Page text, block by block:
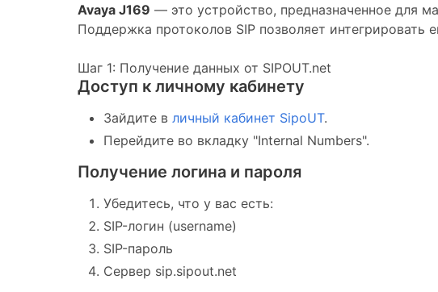
Avaya J169 — это устройство, предназначенное для
Поддержка протоколов SIP позволяет
Шаг 1: Получение данных от SIPOUT.net
Доступ к личному кабинету
Зайдите в личный кабинет SipoUT.
Перейдите во вкладку "Internal Numbers".
Получение логина и пароля
Убедитесь, что у вас есть:
SIP-логин (username)
SIP-пароль
Сервер sip.sipout.net